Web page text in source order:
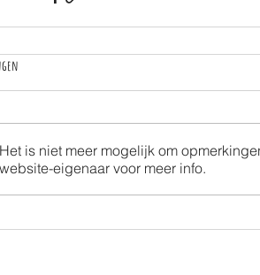
Het is niet meer mogelijk om
website-eigenaar voor meer info.